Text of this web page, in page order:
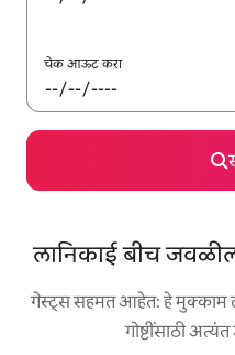
चेक आऊट करा
लानिकाई बीच
गेस्ट्स सहमत आहेत: हे मुक्काम
गोष्टींसाठी